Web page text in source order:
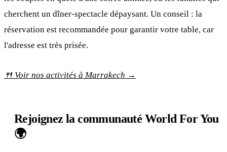
cherchent un dîner-spectacle dépaysant. Un conseil : la
réservation est recommandée pour garantir votre table, car
l'adresse est très prisée.
🍴 Voir nos activités à Marrakech →
Rejoignez la communauté World For You
🌍